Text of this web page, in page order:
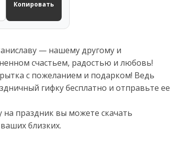
Копировать
— нашему другому и
счастьем, радостью и любовь!
с пожеланием и подарком! Ведь
гифку бесплатно и отправьте ее
на праздник вы можете скачать
близких.